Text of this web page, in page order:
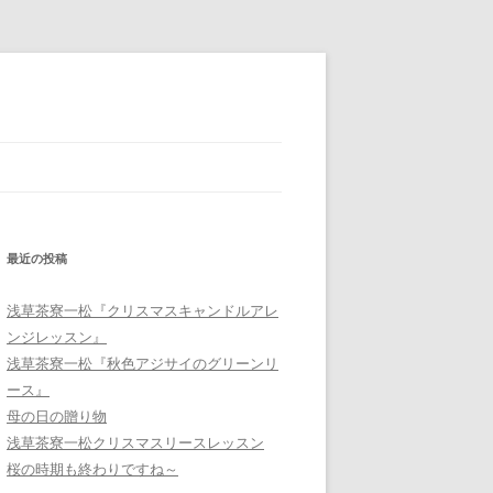
最近の投稿
浅草茶寮一松『クリスマスキャンドルアレ
ンジレッスン』
浅草茶寮一松『秋色アジサイのグリーンリ
ース』
母の日の贈り物
浅草茶寮一松クリスマスリースレッスン
桜の時期も終わりですね～